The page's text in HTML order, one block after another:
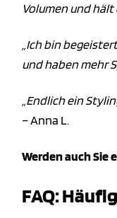
Volumen und hält
„Ich bin
und haben mehr
„Endlich ein
– Anna L.
Werden auch Sie
FAQ: